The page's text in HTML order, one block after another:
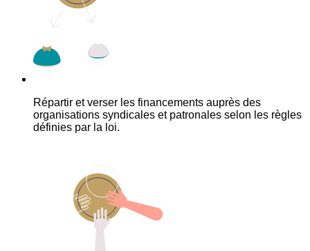
Répartir et verser les financements auprès des
organisations syndicales et patronales selon les règles
définies par la loi.